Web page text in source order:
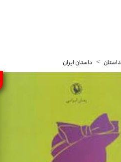
داستان داستان ایران